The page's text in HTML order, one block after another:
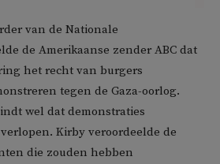
van de Nationale
de Amerikaanse zender ABC dat
het recht van burgers
tegen de Gaza-oorlog.
wel dat demonstraties
Kirby veroordeelde de
die zouden hebben